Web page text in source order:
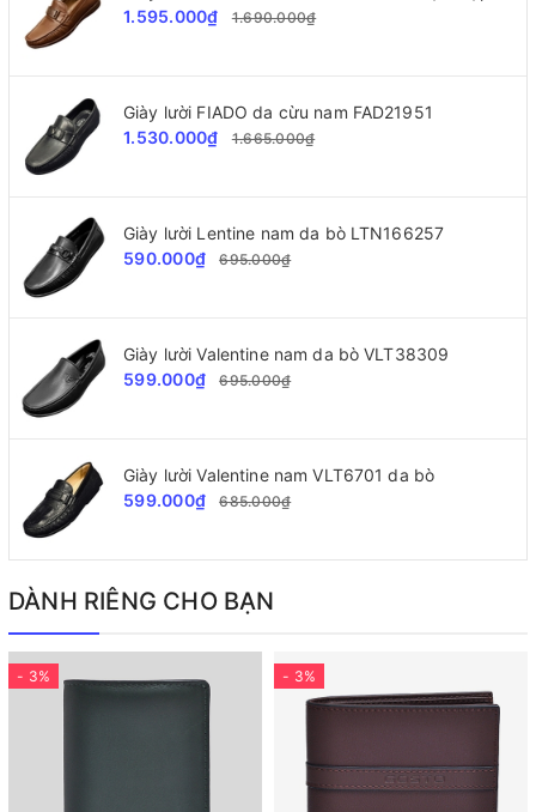
1.595.000₫
1.690.000₫
Giày lười FIADO da cừu nam FAD21951
1.530.000₫
1.665.000₫
Giày lười Lentine nam da bò LTN166257
590.000₫
695.000₫
Giày lười Valentine nam da bò VLT38309
599.000₫
695.000₫
Giày lười Valentine nam VLT6701 da bò
599.000₫
685.000₫
DÀNH RIÊNG CHO BẠN
- 3% - 3%